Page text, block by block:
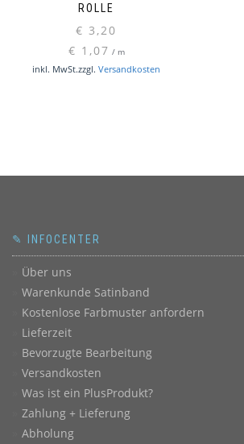
ROLLE
€ 3,20
€ 1,07 / m
inkl. MwSt.zzgl. Versandkosten
✎ INFOCENTER
Über uns
Warenkunde Satinband
Kostenlose Farbmuster anfordern
Lieferzeit
Bevorzugte Bearbeitung
Versandkosten
Was ist ein PlusProdukt?
Zahlung + Lieferung
Abholung